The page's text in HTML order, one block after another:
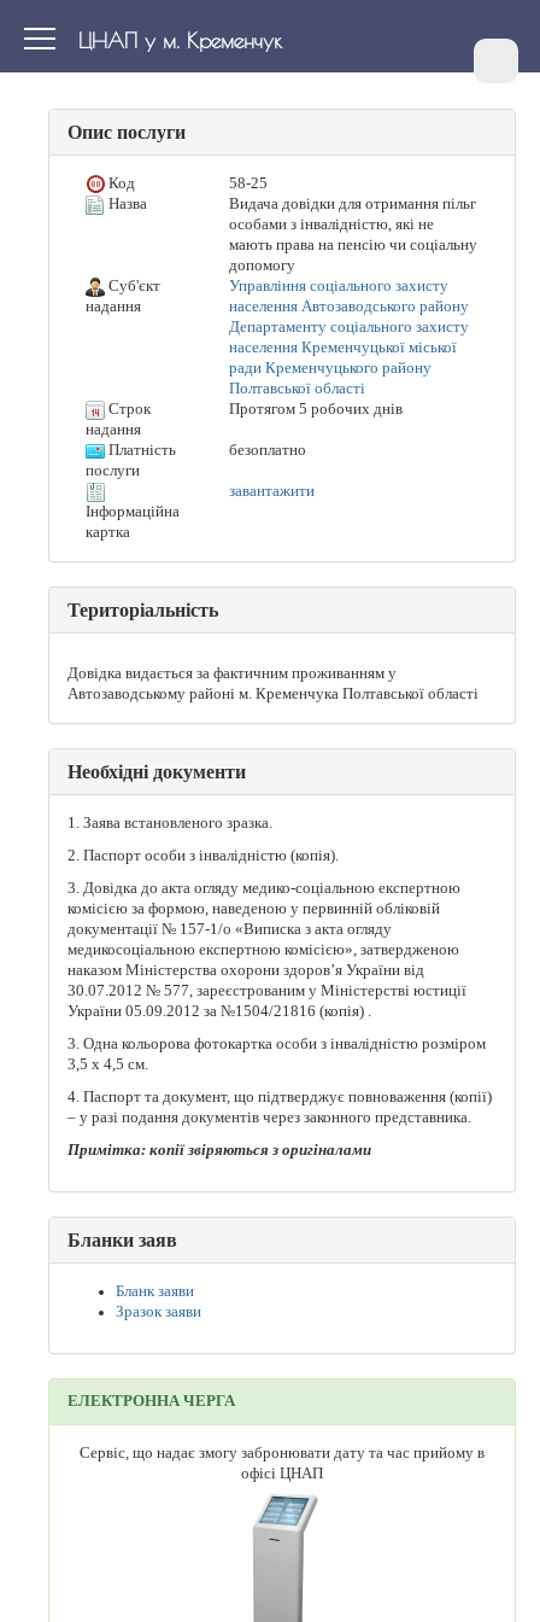
ЦНАП у м. Кременчук
Опис послуги
Код
58-25
Назва
Видача довідки для отримання пільг
особами з інвалідністю, які не
мають права на пенсію чи соціальну
допомогу
Суб'єкт
надання
Управління соціального захисту
населення Автозаводського району
Департаменту соціального захисту
населення Кременчуцької міської
ради Кременчуцького району
Полтавської області
Строк
надання
Протягом 5 робочих днів
Платність
послуги
безоплатно
Інформаційна
картка
завантажити
Територіальність
Довідка видається за фактичним проживанням у
Автозаводському районі м. Кременчука Полтавської області
Необхідні документи
1. Заява встановленого зразка.
2. Паспорт особи з інвалідністю (копія).
3. Довідка до акта огляду медико-соціальною експертною
комісією за формою, наведеною у первинній обліковій
документації № 157-1/о «Виписка з акта огляду
медикосоціальною експертною комісією», затвердженою
наказом Міністерства охорони здоров’я України від
30.07.2012 № 577, зареєстрованим у Міністерстві юстиції
України 05.09.2012 за №1504/21816 (копія) .
3. Одна кольорова фотокартка особи з інвалідністю розміром
3,5 х 4,5 см.
4. Паспорт та документ, що підтверджує повноваження (копії)
– у разі подання документів через законного представника.
Примітка: копії звіряються з оригіналами
Бланки заяв
Бланк заяви
Зразок заяви
ЕЛЕКТРОННА ЧЕРГА
Сервіс, що надає змогу забронювати дату та час прийому в
офісі ЦНАП